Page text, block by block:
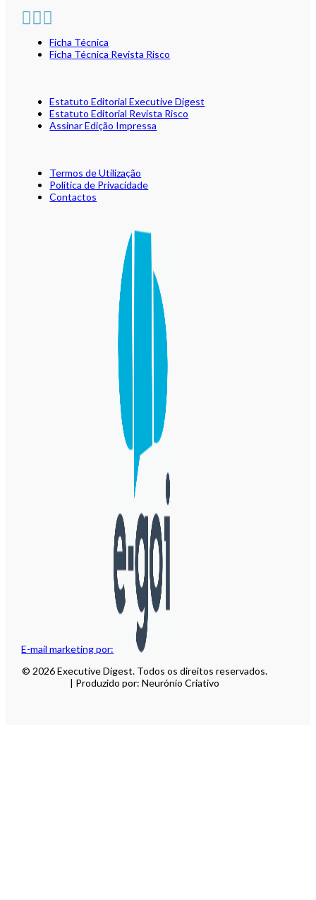
E-mail marketing por:
Ficha Técnica
Ficha Técnica Revista Risco
Estatuto Editorial Executive Digest
Estatuto Editorial Revista Risco
Assinar Edição Impressa
Termos de Utilização
Política de Privacidade
Contactos
© 2026 Executive Digest. Todos os direitos reservados.
| Produzido por: Neurónio Criativo